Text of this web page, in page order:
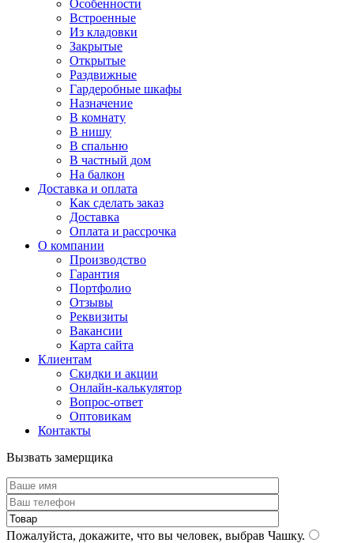
Особенности
Встроенные
Из кладовки
Закрытые
Открытые
Раздвижные
Гардеробные шкафы
Назначение
В комнату
В нишу
В спальню
В частный дом
На балкон
Доставка и оплата
Как сделать заказ
Доставка
Оплата и рассрочка
О компании
Производство
Гарантия
Портфолио
Отзывы
Реквизиты
Вакансии
Карта сайта
Клиентам
Скидки и акции
Онлайн-калькулятор
Вопрос-ответ
Оптовикам
Контакты
Вызвать замерщика
Пожалуйста, докажите, что вы человек, выбрав Чашку.